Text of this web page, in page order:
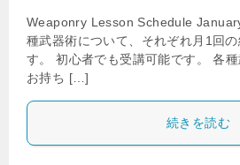
Weaponry Lesson Schedule
種武器術について、それぞれ月1回
す。 初心者でも受講可能です。 各種
お持ち […]
続きを読む